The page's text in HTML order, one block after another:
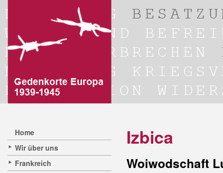
Home
Wir über uns
Frankreich
Izbica
Woiwodschaft